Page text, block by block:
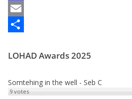
a
c
b
o
M
a
t
d
E
a
l
a
t
LOHAD Awards 2025
Somtehing in the well - Seb C
9votes